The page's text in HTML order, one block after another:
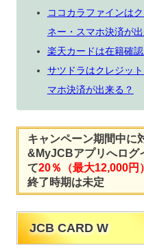
ココカラファインは
ネー・スマホ決済が
楽天カードは在籍確
サツドラはクレジッ
マホ決済が出来る？
キャンペーン期間中に
&MyJCBアプリへログ
て20％（最大12,000円）
終了時期は未定
JCB CARD W